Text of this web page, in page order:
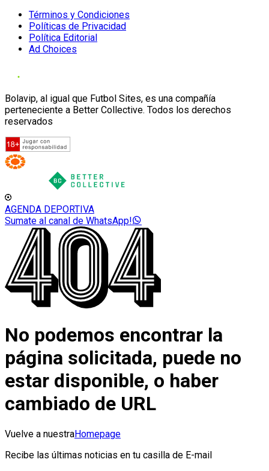
Términos y Condiciones
Políticas de Privacidad
Política Editorial
Ad Choices
Bolavip, al igual que Futbol Sites, es una compañía
perteneciente a Better Collective. Todos los derechos
reservados
AGENDA DEPORTIVA
Sumate al canal de WhatsApp!
No podemos encontrar la
página solicitada, puede no
estar disponible, o haber
cambiado de URL
Vuelve a nuestraHomepage
Recibe las últimas noticias en tu casilla de E-mail